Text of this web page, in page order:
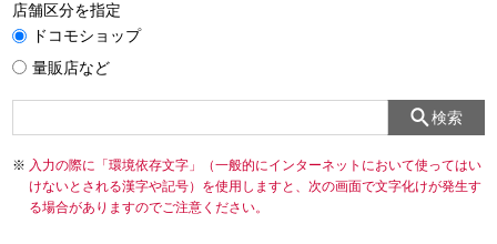
店舗区分を指定
ドコモショップ
量販店など
検索
入力の際に「環境依存文字」（一般的にインターネットにおいて使ってはい
けないとされる漢字や記号）を使用しますと、次の画面で文字化けが発生す
る場合がありますのでご注意ください。